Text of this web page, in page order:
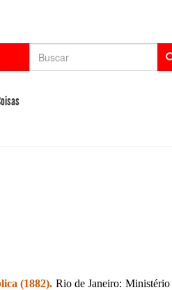
Formulário
de
(1882). Rio de Janeiro: Ministério